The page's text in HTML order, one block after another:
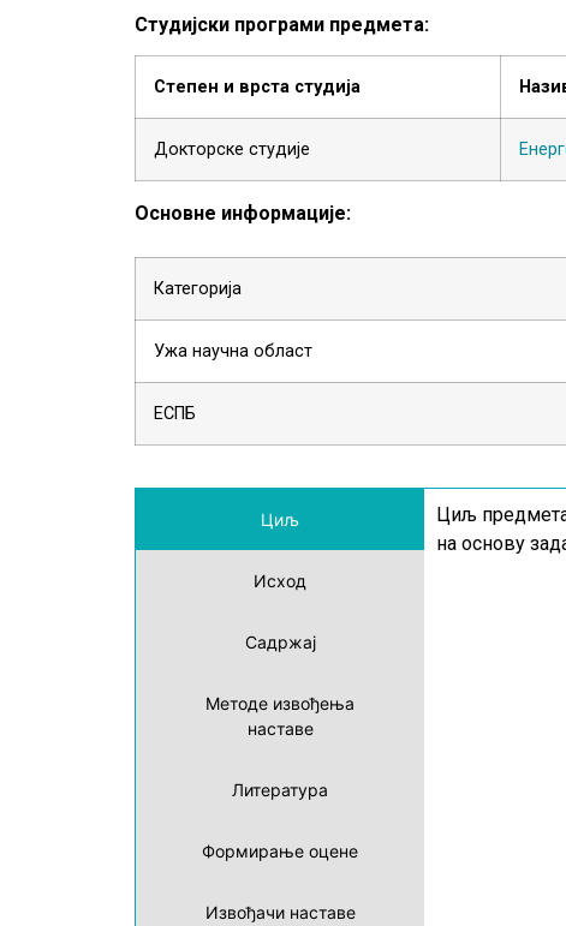
Студијски програми предмета:
Степен и врста студија
Докторске студије
Основне информације:
Категорија
Ужа научна област
ЕСПБ
Циљ
Исход
Садржај
Методе извођења
наставе
Литература
Формирање оцене
Извођачи наставе
Циљ предмета
на основу